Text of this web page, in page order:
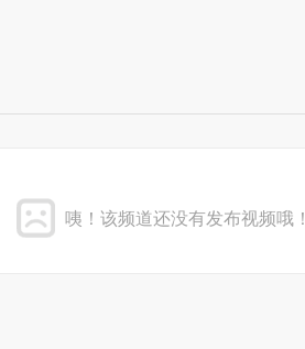
咦！该频道还没有发布视频哦！